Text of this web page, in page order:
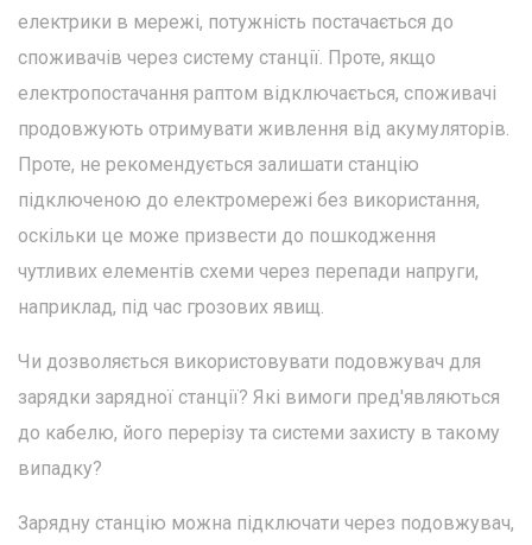
електрики в мережі, потужність постачається до
споживачів через систему станції. Проте, якщо
електропостачання раптом відключається, споживачі
продовжують отримувати живлення від акумуляторів.
Проте, не рекомендується залишати станцію
підключеною до електромережі без використання,
оскільки це може призвести до пошкодження
чутливих елементів схеми через перепади напруги,
наприклад, під час грозових явищ.
Чи дозволяється використовувати подовжувач для
зарядки зарядної станції? Які вимоги пред'являються
до кабелю, його перерізу та системи захисту в такому
випадку?
Зарядну станцію можна підключати через подовжувач,